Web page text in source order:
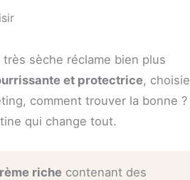
sèche réclame bien plus
et protectrice, choisie
comment trouver la bonne ?
qui change tout.
riche contenant des